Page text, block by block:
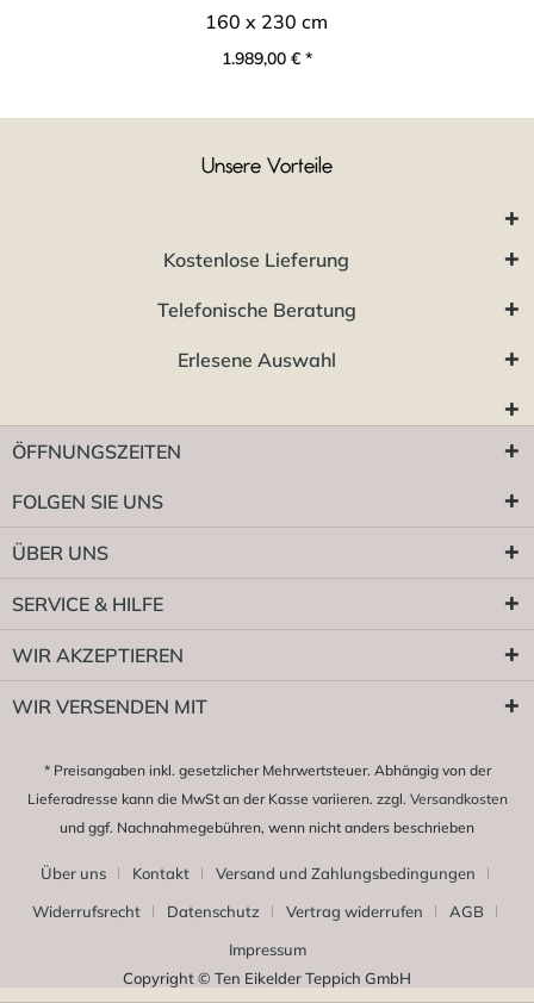
160 x 230 cm
1.989,00 € *
Unsere Vorteile
Kostenlose Lieferung
Telefonische Beratung
Erlesene Auswahl
ÖFFNUNGSZEITEN
FOLGEN SIE UNS
ÜBER UNS
SERVICE & HILFE
WIR AKZEPTIEREN
WIR VERSENDEN MIT
* Preisangaben inkl. gesetzlicher Mehrwertsteuer. Abhängig von der
Lieferadresse kann die MwSt an der Kasse variieren. zzgl. Versandkosten
und ggf. Nachnahmegebühren, wenn nicht anders beschrieben
Über uns Kontakt
Versand und Zahlungsbedingungen
Widerrufsrecht
Datenschutz Vertrag widerrufen
AGB
Impressum
Copyright © Ten Eikelder Teppich GmbH